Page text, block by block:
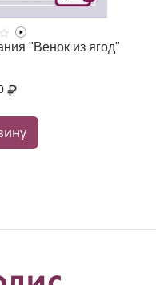
"Венок из ягод"